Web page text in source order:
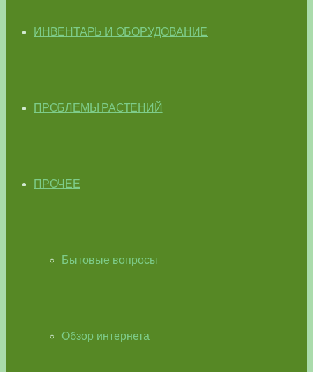
ИНВЕНТАРЬ И ОБОРУДОВАНИЕ
ПРОБЛЕМЫ РАСТЕНИЙ
ПРОЧЕЕ
Бытовые вопросы
Обзор интернета